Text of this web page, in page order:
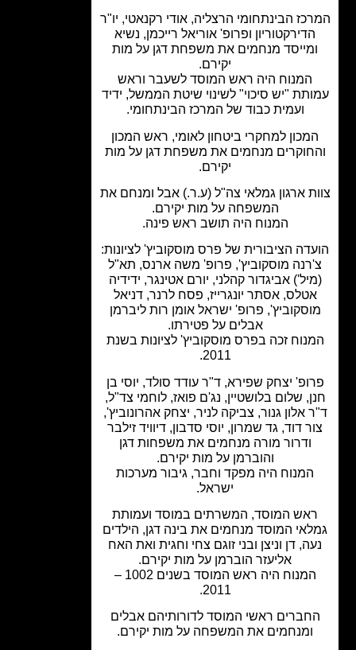
הבינתחומי הרצליה, אודי רקנאטי, יו"ר
ופרופ' אוריאל רייכמן, נשיא
מנחמים את משפחת דגן על מות
המנוח היה ראש המוסד לשעבר וראש
"יש סיכוי" לשינוי שיטת הממשל, ידיד
ועמית כבוד של המרכז הבינתחומי.
למחקרי ביטחון לאומי, ראש המכון
מנחמים את משפחת דגן על מות
ארגון גמלאי צה"ל (ע.ר.) אבל ומנחם את
המשפחה על מות יקירם.
המנוח היה תושב ראש פינה.
הציבורית של פרס מוסקוביץ' לציונות:
מוסקוביץ', פרופ' משה ארנס, תא"ל
אביגדור קהלני, יורם אטינגר, ידידיה
אסתר יונגרייז, פסח לרנר, דניאל
פרופ' ישראל אומן רות ליברמן
אבלים על פטירתו.
זכה בפרס מוסקוביץ' לציונות בשנת
יצחק שפירא, ד"ר עודד סולד, יוסי בן
שלום בלושטיין, נג'ם פואז, לוחמי צד"ל,
אלון גנור, צביקה לניר, יצחק אהרונוביץ',
דוד, גד שמרון, יוסי סדבון, דיוויד זילבר
ודרור מורה מנחמים את משפחות דגן
והוברמן על מות יקירם.
המנוח היה מפקד וחבר, גיבור מערכות
המוסד, המשרתים במוסד ועמותת
המוסד מנחמים את בינה דגן, הילדים
דן וניצן ובני זוגם צחי וחגית ואת האח
אליעזר הוברמן על מות יקירם.
המנוח היה ראש המוסד בשנים 1002 –
ראשי המוסד לדורותיהם אבלים
ומנחמים את המשפחה על מות יקירם.